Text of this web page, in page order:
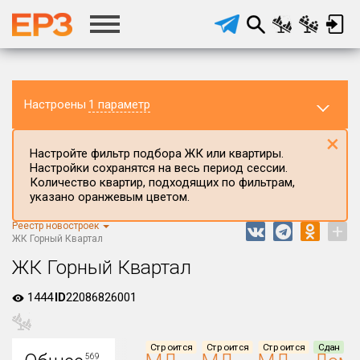
Настроены 1 параметр
Регион ЖК
Район в регионе
Все
Населённый пункт
Настройте фильтр подбора ЖК или квартиры.
Настройки сохранятся на весь период сессии.
Количество квартир, подходящих по фильтрам,
указано оранжевым цветом.
×
Реестр новостроек
ЖК Горный Квартал
+
ЖК Горный Квартал
1444ID22086826001
569
Строится Строится Строится Сдан